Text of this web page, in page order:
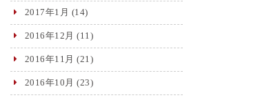
2017年1月 (14)
2016年12月 (11)
2016年11月 (21)
2016年10月 (23)